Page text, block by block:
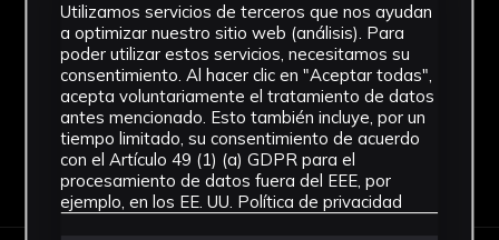
Técnica mixta
Ver más
Descargar Ficha
Utilizamos servicios de terceros que nos ayudan
a optimizar nuestro sitio web (análisis). Para
poder utilizar estos servicios, necesitamos su
consentimiento. Al hacer clic en "Aceptar todas",
acepta voluntariamente el tratamiento de datos
antes mencionado. Esto también incluye, por un
tiempo limitado, su consentimiento de acuerdo
con el Artículo 49 (1) (a) GDPR para el
procesamiento de datos fuera del EEE, por
ejemplo, en los EE. UU. Política de privacidad